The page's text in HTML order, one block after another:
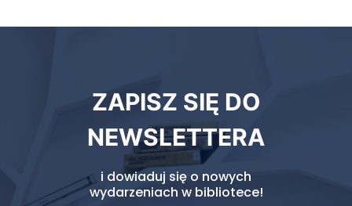
biblioteki
ZAPISZ SIĘ DO
NEWSLETTERA
i dowiaduj się o nowych
wydarzeniach w bibliotece!